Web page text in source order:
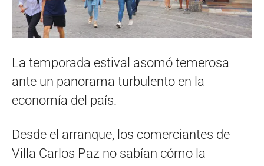
La temporada estival asomó temerosa
ante un panorama turbulento en la
economía del país.
Desde el arranque, los comerciantes de
Villa Carlos Paz no sabían cómo la